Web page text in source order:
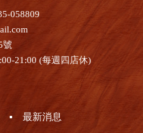
058809
21:00 (每週四店休)
▪ 最新消息